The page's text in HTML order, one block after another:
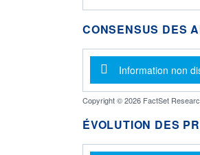
CONSENSUS DES
Message
Information non
Copyright © 2026 FactSet
ÉVOLUTION DES